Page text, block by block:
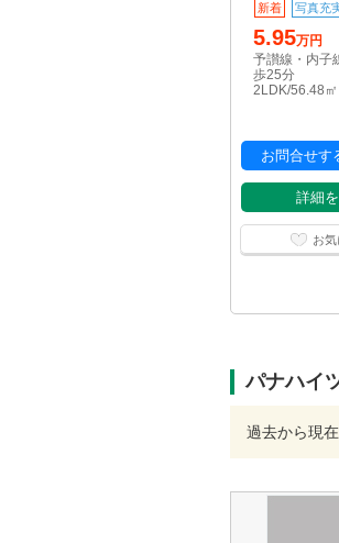
新着 写真充
5.95万円
予讃線・内子
歩25分
2LDK/56.48㎡
お問合せす
詳細
お気
パナハイ
過去から現